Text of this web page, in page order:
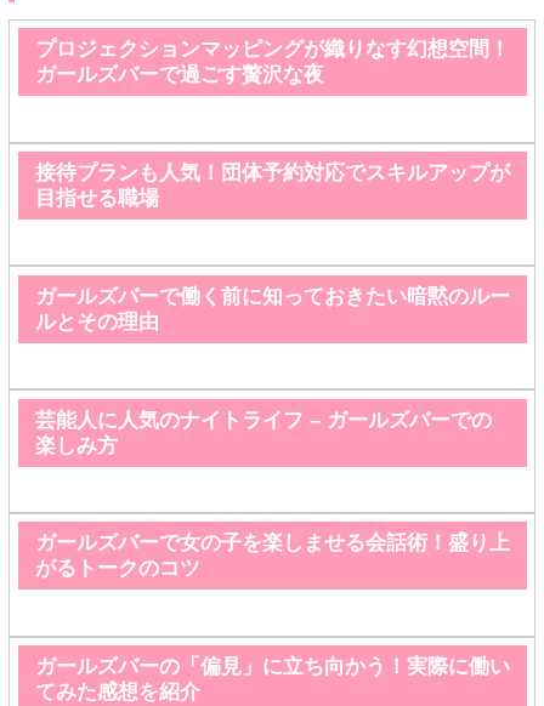
プロジェクションマッピングが織りなす幻想空間！
ガールズバーで過ごす贅沢な夜
接待プランも人気！団体予約対応でスキルアップが
目指せる職場
ガールズバーで働く前に知っておきたい暗黙のルー
ルとその理由
芸能人に人気のナイトライフ – ガールズバーでの
楽しみ方
ガールズバーで女の子を楽しませる会話術！盛り上
がるトークのコツ
ガールズバーの「偏見」に立ち向かう！実際に働い
てみた感想を紹介